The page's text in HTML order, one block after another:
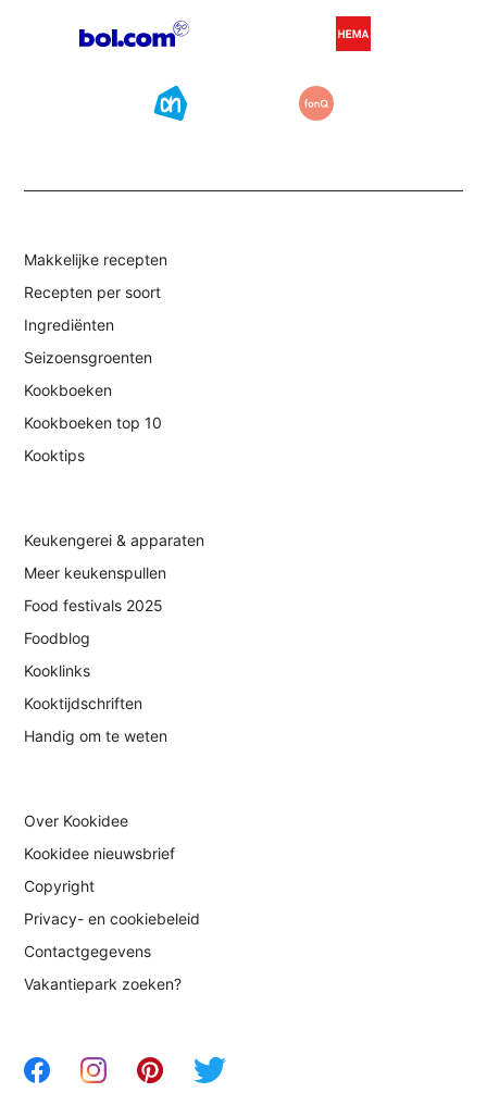
Makkelijke recepten
Recepten per soort
Ingrediënten
Seizoensgroenten
Kookboeken
Kookboeken top 10
Kooktips
Keukengerei & apparaten
Meer keukenspullen
Food festivals 2025
Foodblog
Kooklinks
Kooktijdschriften
Handig om te weten
Over Kookidee
Kookidee nieuwsbrief
Copyright
Privacy- en cookiebeleid
Contactgegevens
Vakantiepark zoeken?